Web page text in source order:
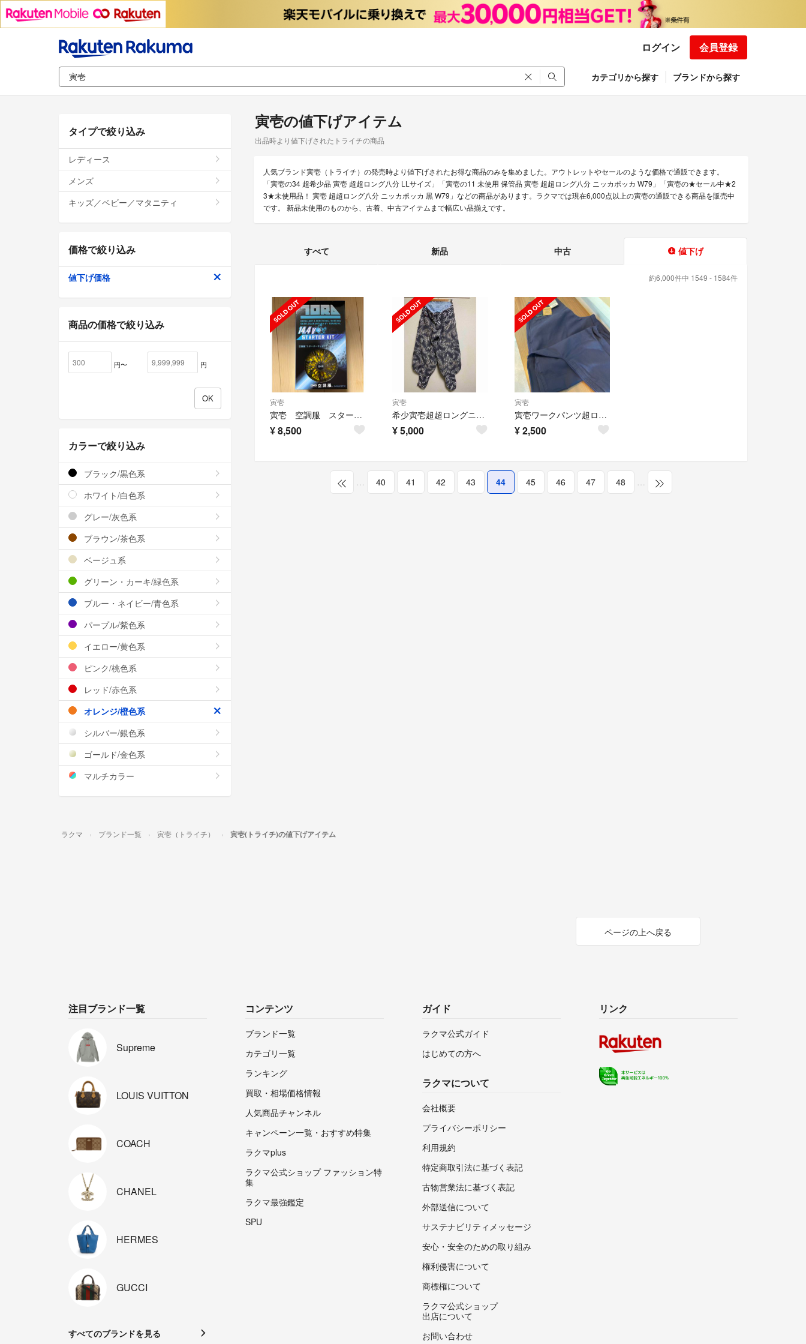
ログイン 会員登録
カテゴリから探す ブランドから探す
寅壱の値下げアイテム
出品時より値下げされたトライチの商品
人気ブランド寅壱（トライチ）の発売時より値下げされたお得な商品のみを集めました。アウトレットやセールのような価格で通販できます。
「寅壱の34 超希少品 寅壱 超超ロング八分 LLサイズ」「寅壱の11 未使用 保管品 寅壱 超超ロング八分 ニッカポッカ W79」「寅壱の★セール中★2
3★未使用品！ 寅壱 超超ロング八分 ニッカポッカ 黒 W79」などの商品があります。ラクマでは現在6,000点以上の寅壱の通販できる商品を販売中
です。 新品未使用のものから、古着、中古アイテムまで幅広い品揃えです。
すべて 新品 中古 値下げ
約6,000件中 1549 - 1584件
寅壱
寅壱 空調服 スターターキット 最終値下げ
¥8,500
寅壱
希少寅壱超超ロングニッカW90 ヒョウ柄
¥5,000
寅壱
寅壱ワークパンツ超ロング八分(新品)
¥2,500
… 40 41 42 43 44 45 46 47 48 …
タイプで絞り込み
レディース
メンズ
キッズ／ベビー／マタニティ
価格で絞り込み
値下げ価格
商品の価格で絞り込み
円〜 円
カラーで絞り込み
ブラック/黒色系
ホワイト/白色系
グレー/灰色系
ブラウン/茶色系
ベージュ系
グリーン・カーキ/緑色系
ブルー・ネイビー/青色系
パープル/紫色系
イエロー/黄色系
ピンク/桃色系
レッド/赤色系
オレンジ/橙色系
シルバー/銀色系
ゴールド/金色系
マルチカラー
ラクマ ブランド一覧 寅壱（トライチ） 寅壱(トライチ)の値下げアイテム
ページの上へ戻る
注目ブランド一覧
Supreme
LOUIS VUITTON
COACH
CHANEL
HERMES
GUCCI
すべてのブランドを見る
コンテンツ
ブランド一覧
カテゴリ一覧
ランキング
買取・相場価格情報
人気商品チャンネル
キャンペーン一覧・おすすめ特集
ラクマplus
ラクマ公式ショップ ファッション特
集
ラクマ最強鑑定
SPU
ガイド
ラクマ公式ガイド
はじめての方へ
ラクマについて
会社概要
プライバシーポリシー
利用規約
特定商取引法に基づく表記
古物営業法に基づく表記
外部送信について
サステナビリティメッセージ
安心・安全のための取り組み
権利侵害について
商標権について
ラクマ公式ショップ
出店について
お問い合わせ
リンク